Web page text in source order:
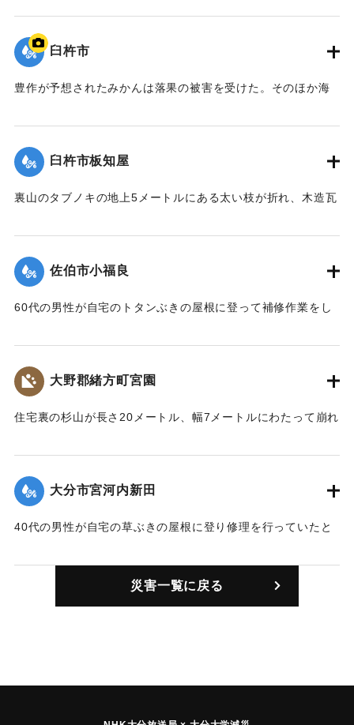
壊を加えると全市で1772世帯、7090余人の被災者を出した。
県は別府市に対して災害救助法を適用した。写真は、住宅や
道路が破壊され自衛隊員が出動して片付けを行っているとこ
臼杵市
豊作が予想されたみかんは落果の被害を受けた。そのほか海
所では相当の減収が予想されると話している。
【出典：大分合同新聞 1964年9月25日夕刊1面】
｜固有コード: 00708006
臼杵市板知屋
裏山のタブノキの地上5メートルにある太い枝が折れ、木造瓦
できていて風が吹くと危険な状態だった。
【出典：大分合同新聞 1964年9月26日朝刊9面】
｜固有コード: 00708007
佐伯市小福良
60代の男性が自宅のトタンぶきの屋根に登って補修作業をし
た。
【出典：大分合同新聞 1964年9月25日夕刊5面】
｜固有コード:00708001
大野郡緒方町宮園
住宅裏の杉山が長さ20メートル、幅7メートルにわたって崩れ
と木造平屋建て草ぶきの馬屋を押しつぶした。一家4人が巻き
込まれ、近所の人や消防団によって2人は救助されたが、40代
の男性と小学5年生の男子児童が死亡した。
【出典：大分合同新聞 1964年9月25日夕刊5面】
大分市宮河内新田
40代の男性が自宅の草ぶきの屋根に登り修理を行っていたと
治1週間のけがを負った。
【出典：大分合同新聞 1964年9月25日朝刊9面】
災害一覧に戻る